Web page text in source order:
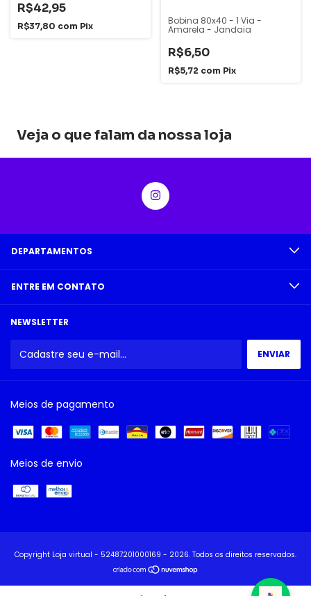
R$42,95
R$37,80 com Pix
Bobina 80x40 - 1 Via -
Amarela - Jandaia
R$6,50
R$5,72 com Pix
Veja o que falam da nossa loja
DEPARTAMENTOS
ENTRE EM CONTATO
NEWSLETTER
Meios de pagamento
Meios de envio
Copyright Loja virtual - 52487201000169 - 2026. Todos os direitos reservados.